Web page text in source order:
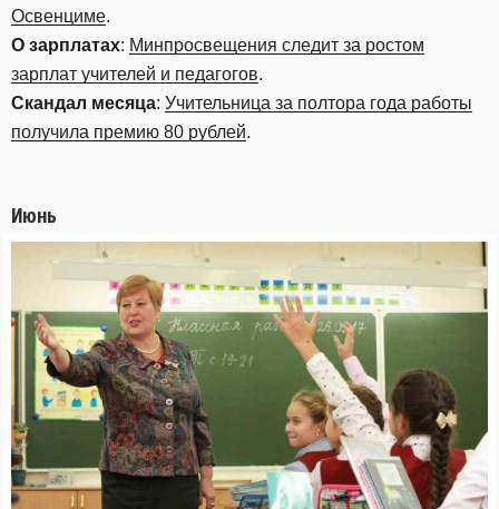
Освенциме.
О зарплатах: Минпросвещения следит за ростом
зарплат учителей и педагогов.
Скандал месяца: Учительница за полтора года работы
получила премию 80 рублей.
Июнь